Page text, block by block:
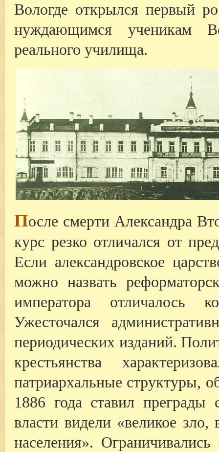
Вологде открылся первый
нуждающимся ученикам
реального училища.
После смерти Александра
курс резко отличался от
Если александровское
можно назвать
императора отличалось
Ужесточался
периодических изданий.
крестьянства
патриархальные структуры,
1886 года ставил
власти видели «великое
населения».